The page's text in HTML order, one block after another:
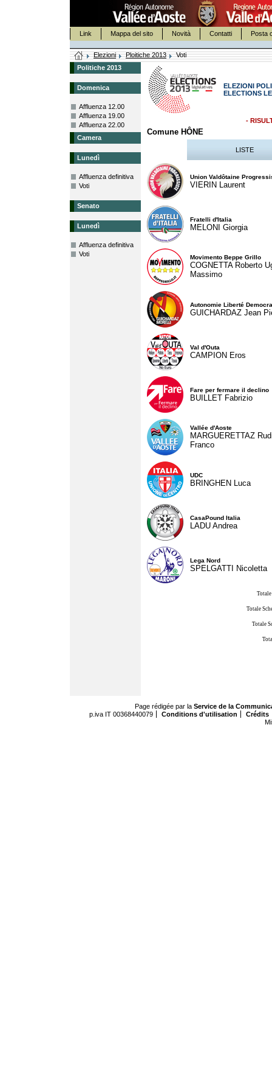
Link Mappa del sito Novità Contatti Posta
Elezioni Ploitiche 2013
Voti
Politiche 2013
Domenica
Affluenza 12.00
Affluenza 19.00
Affluenza 22.00
Camera
Lunedì
Affluenza definitiva
Voti
Senato
Lunedì
Affluenza definitiva
Voti
ELEZIONI
ELECTIONS
-
Comune HÔNE
LISTE
Union Valdôtaine
VIERIN Laurent
Fratelli d'Italia
MELONI Giorgia
Movimento Beppe Grillo
COGNETTA Roberto
Massimo
Autonomie Liberté
GUICHARDAZ Jean
Val d'Outa
CAMPION Eros
Fare per fermare il declino
BUILLET Fabrizio
Vallée d'Aoste
MARGUERETTAZ
Franco
UDC
BRINGHEN Luca
CasaPound Italia
LADU Andrea
Lega Nord
SPELGATTI Nicoletta
Totale
Totale
Page rédigée par la Service de la
p.iva IT 00368440079
Conditions d'utilisation
Crédits